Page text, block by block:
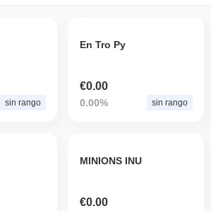
sin rango
En Tro Py
€0.00
0.00% sin rango
MINIONS INU
€0.00